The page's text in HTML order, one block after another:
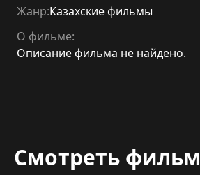
Жанр:Казахские фильмы
О фильме:
Описание фильма не найдено.
Смотреть фильм